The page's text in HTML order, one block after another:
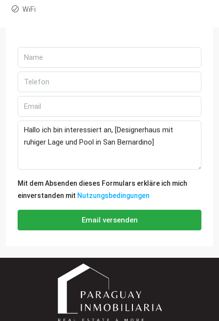
WiFi
Mit dem Absenden dieses Formulars erkläre ich mich
einverstanden mit Nutzungsbedingungen
Email versenden